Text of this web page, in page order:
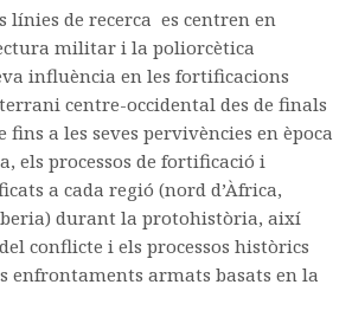
línies de recerca es centren en
militar i la poliorcètica
influència en les fortificacions
centre-occidental des de finals
fins a les seves pervivències en època
els processos de fortificació i
a cada regió (nord d’Àfrica,
durant la protohistòria, així
conflicte i els processos històrics
enfrontaments armats basats en la